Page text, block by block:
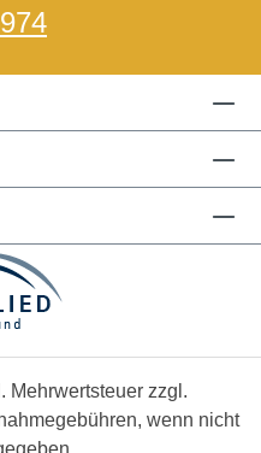
Mehrwertsteuer zzgl.
wenn nicht